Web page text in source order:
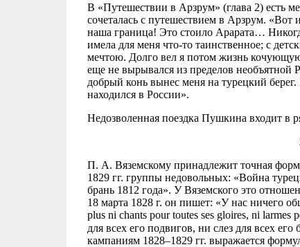
В «Путешествии в Арзрум» (глава 2) есть
сочеталась с путешествием в Арзрум.
наша граница! Это стоило Арарата…
имела для меня что-то таинственное; с
мечтою. Долго вел я потом жизнь
еще не вырывался из пределов необъятной
добрый конь вынес меня на турецкий
находился в России».
Недозволенная поездка Пушкина входит в
П. А. Вяземскому принадлежит точная
1829 гг. группы недовольных: «Война
брань 1812 года». У Вяземского это
18 марта 1828 г. он пишет: «У нас ничего
plus ni chants pour toutes ses gloires, ni larmes
для всех его подвигов, ни слез для всех его
кампаниям 1828–1829 гг. выражается